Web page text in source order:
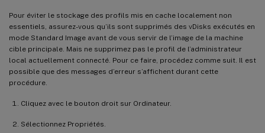
Pour éviter le stockage des profils mis en cache localement non
essentiels, assurez-vous qu’ils sont supprimés des vDisks exécutés en
mode Standard Image avant de vous servir de l’image de la machine
cible principale. Mais ne supprimez pas le profil de l’administrateur
local actuellement connecté. Pour ce faire, procédez comme suit. Il est
possible que des messages d’erreur s’affichent durant cette
procédure.
Cliquez avec le bouton droit sur Ordinateur.
Sélectionnez Propriétés.